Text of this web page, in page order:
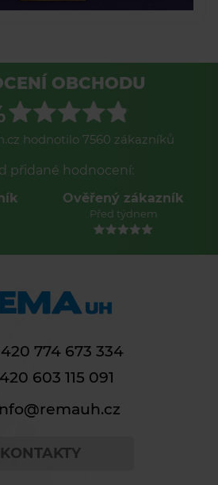
OBCHODU
hodnotilo 7560 zákazníků
přidané hodnocení:
Ověřený zákazník
Před týdnem
774 673 334
603 115 091
KONTAKTY